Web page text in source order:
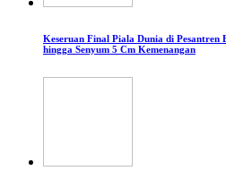
Keseruan Final Piala Dunia di
hingga Senyum 5 Cm Kemenangan